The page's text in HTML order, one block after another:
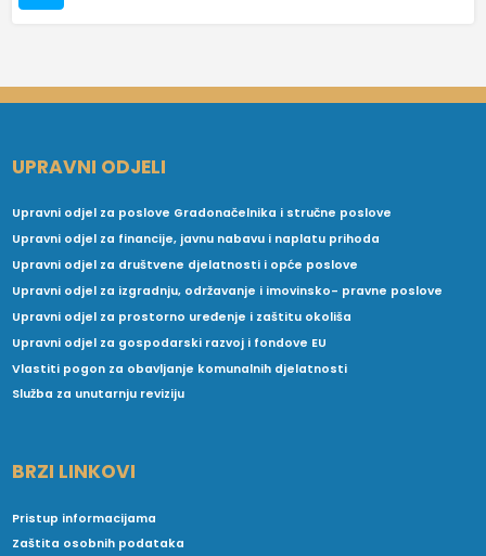
UPRAVNI ODJELI
Upravni odjel za poslove Gradonačelnika i stručne poslove
Upravni odjel za financije, javnu nabavu i naplatu prihoda
Upravni odjel za društvene djelatnosti i opće poslove
Upravni odjel za izgradnju, održavanje i imovinsko- pravne poslove
Upravni odjel za prostorno uređenje i zaštitu okoliša
Upravni odjel za gospodarski razvoj i fondove EU
Vlastiti pogon za obavljanje komunalnih djelatnosti
Služba za unutarnju reviziju
BRZI LINKOVI
Pristup informacijama
Zaštita osobnih podataka